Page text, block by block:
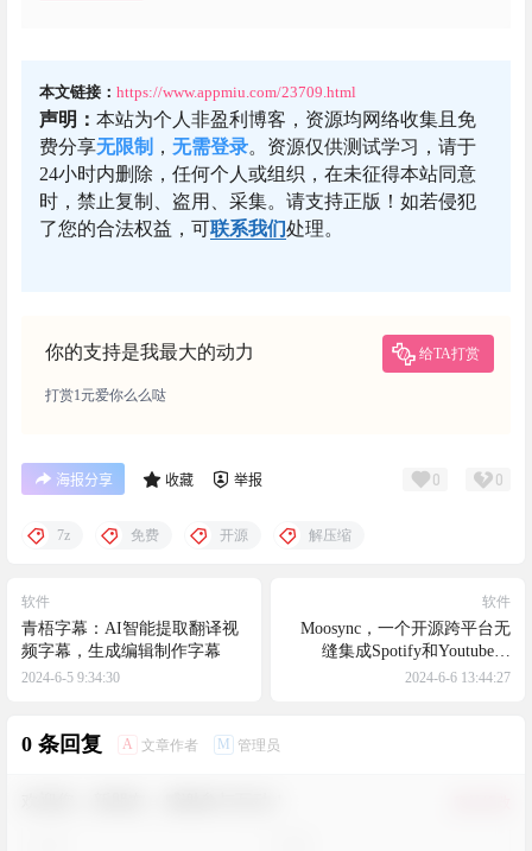
本文链接： https://www.appmiu.com/23709.html
声明： 本站为个人非盈利博客，资源均网络收集且免
费分享无限制 ， 无需登录。资源仅供测试学习，请于
24小时内删除，任何个人或组织，在未征得本站同意
时，禁止复制、盗用、采集。请支持正版！如若侵犯
了您的合法权益，可联系我们处理。
你的支持是我最大的动力 给TA打赏
打赏1元爱你么么哒
海报分享 收藏 举报 0 0
7z 免费 开源 解压缩
软件
青梧字幕：AI智能提取翻译视
频字幕，生成编辑制作字幕
2024-6-5 9:34:30
软件
Moosync，一个开源跨平台无
缝集成Spotify和Youtube和
Lastfm的音乐播放器
2024-6-6 13:44:27
0 条回复 A 文章作者 M 管理员